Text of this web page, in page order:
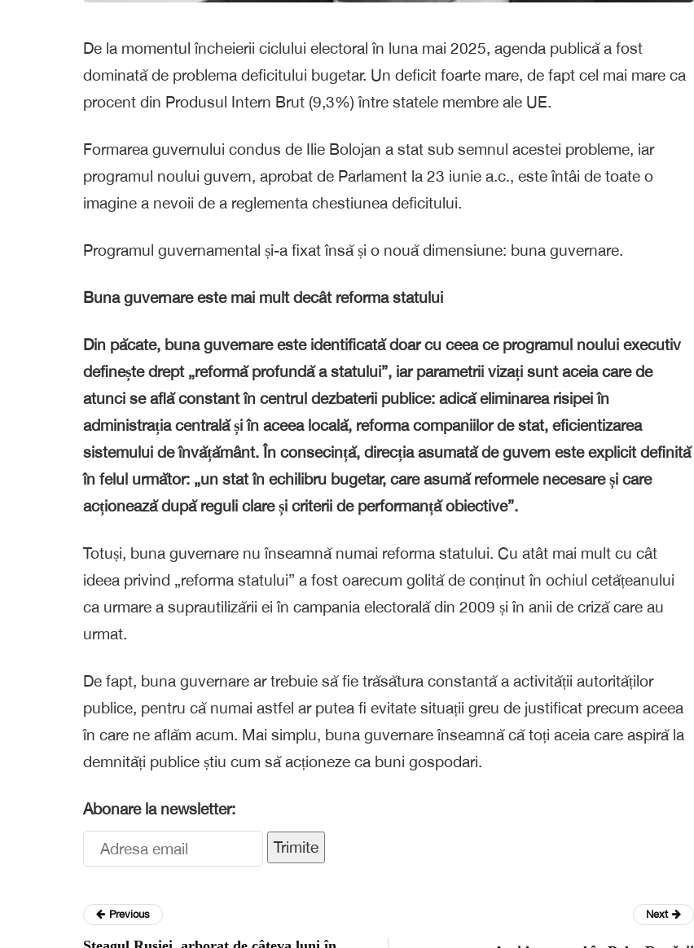
De la momentul încheierii ciclului electoral în luna mai 2025, agenda publică a fost
dominată de problema deficitului bugetar. Un deficit foarte mare, de fapt cel mai mare ca
procent din Produsul Intern Brut (9,3%) între statele membre ale UE.
Formarea guvernului condus de Ilie Bolojan a stat sub semnul acestei probleme, iar
programul noului guvern, aprobat de Parlament la 23 iunie a.c., este întâi de toate o
imagine a nevoii de a reglementa chestiunea deficitului.
Programul guvernamental și-a fixat însă și o nouă dimensiune: buna guvernare.
Buna guvernare este mai mult decât reforma statului
Din păcate, buna guvernare este identificată doar cu ceea ce programul noului executiv
definește drept „reformă profundă a statului”, iar parametrii vizați sunt aceia care de
atunci se află constant în centrul dezbaterii publice: adică eliminarea risipei în
administrația centrală și în aceea locală, reforma companiilor de stat, eficientizarea
sistemului de învățământ. În consecință, direcția asumată de guvern este explicit definită
în felul următor: „un stat în echilibru bugetar, care asumă reformele necesare și care
acționează după reguli clare și criterii de performanță obiective”.
Totuși, buna guvernare nu înseamnă numai reforma statului. Cu atât mai mult cu cât
ideea privind „reforma statului” a fost oarecum golită de conținut în ochiul cetățeanului
ca urmare a suprautilizării ei în campania electorală din 2009 și în anii de criză care au
urmat.
De fapt, buna guvernare ar trebuie să fie trăsătura constantă a activității autorităților
publice, pentru că numai astfel ar putea fi evitate situații greu de justificat precum aceea
în care ne aflăm acum. Mai simplu, buna guvernare înseamnă că toți aceia care aspiră la
demnități publice știu cum să acționeze ca buni gospodari.
Abonare la newsletter:
Trimite
Previous Next